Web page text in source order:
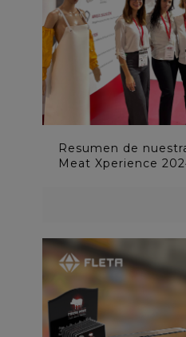
Resumen de
Meat Xperience